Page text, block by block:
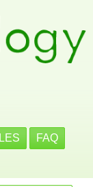
FAQ